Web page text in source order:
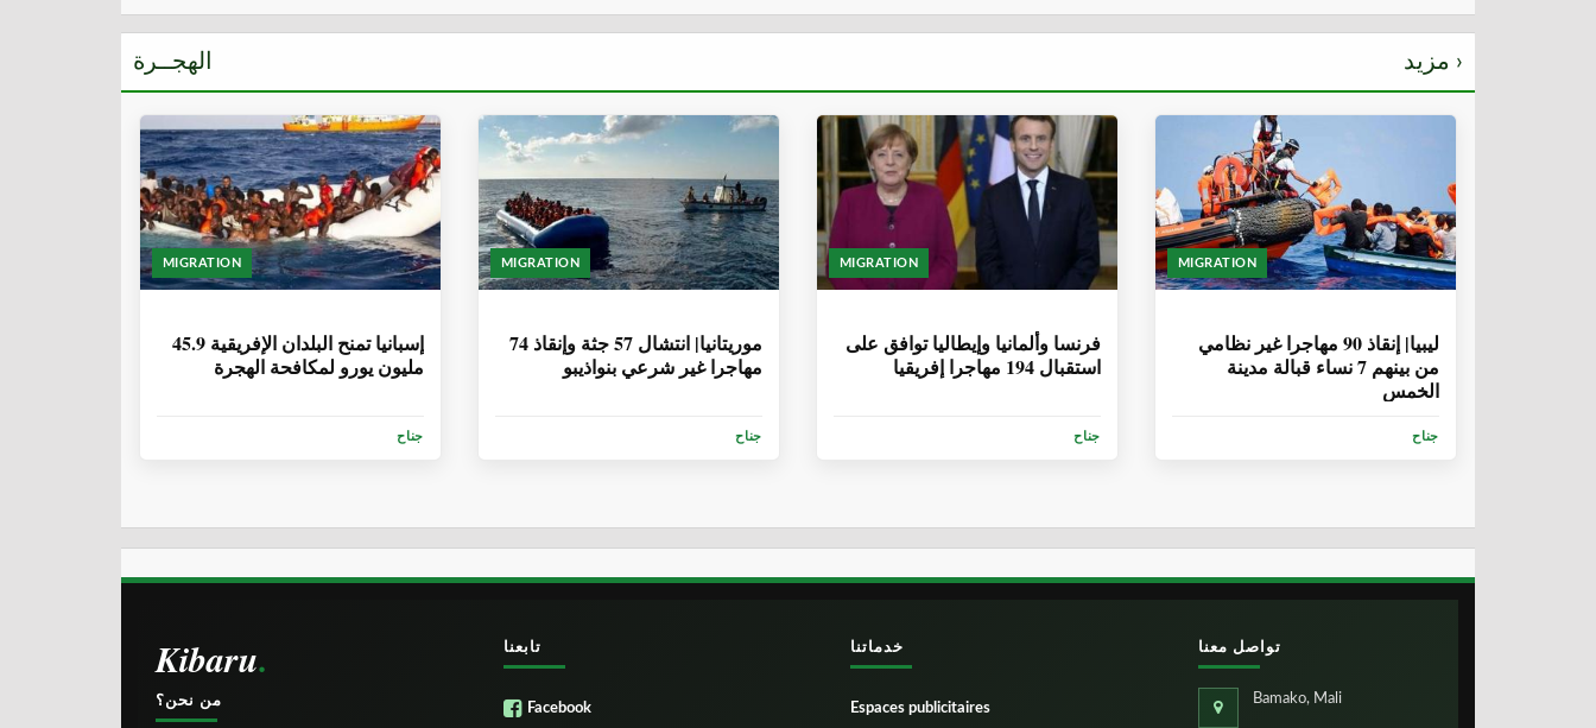
الهجــرة مزيد ›
MIGRATION
إسبانيا تمنح البلدان الإفريقية 45.9
مليون يورو لمكافحة الهجرة
جناح
MIGRATION
موريتانيا| انتشال 57 جثة وإنقاذ 74
مهاجرا غير شرعي بنواذيبو
جناح
MIGRATION
فرنسا وألمانيا وإيطاليا توافق على
استقبال 194 مهاجرا إفريقيا
جناح
MIGRATION
ليبيا| إنقاذ 90 مهاجرا غير نظامي
من بينهم 7 نساء قبالة مدينة
الخمس
جناح
Kibaru
من نحن؟
تابعنا
Facebook
خدماتنا
Espaces publicitaires
تواصل معنا
Bamako, Mali